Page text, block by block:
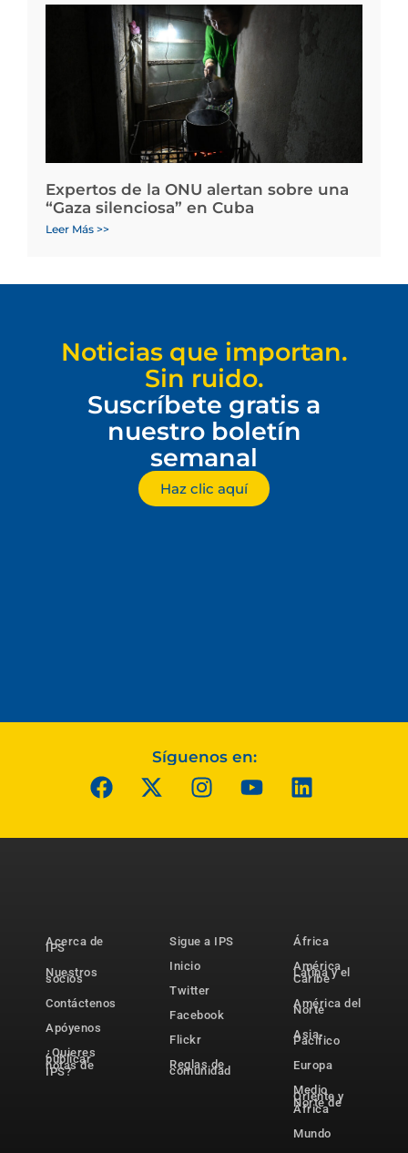
Expertos de la ONU alertan sobre una
“Gaza silenciosa” en Cuba
Leer Más >>
Noticias que importan.
Sin ruido.
Suscríbete gratis a
nuestro boletín
semanal
Haz clic aquí
Síguenos en:
Acerca de
IPS
Nuestros
socios
Contáctenos
Apóyenos
¿Quieres
publicar
notas de
IPS?
Sigue a IPS
Inicio
Twitter
Facebook
Flickr
Reglas de
comunidad
África
América
Latina y el
Caribe
América del
Norte
Asia-
Pacífico
Europa
Medio
Oriente y
Norte de
África
Mundo